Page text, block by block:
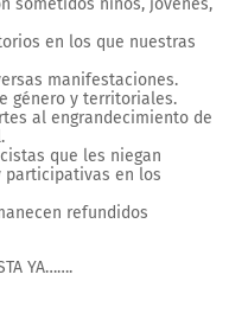
en los que nuestras
manifestaciones.
género y territoriales.
al engrandecimiento de
que les niegan
participativas en los
refundidos
YA…….